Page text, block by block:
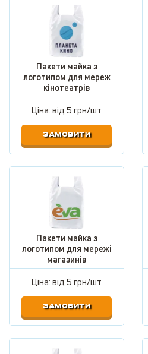
Пакети майка з
логотипом для мереж
кінотеатрів
Ціна: від5 грн/шт.
ЗАМОВИТИ
Пакети майка з
логотипом для мережі
магазинів
Ціна: від5 грн/шт.
ЗАМОВИТИ